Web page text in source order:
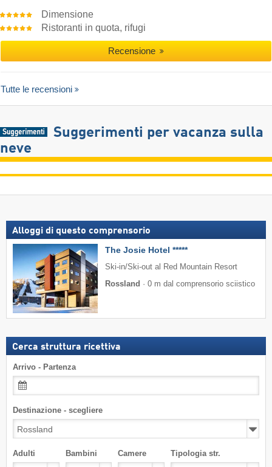
Dimensione
Ristoranti in quota, rifugi
Recensione
Tutte le recensioni
Suggerimenti per vacanza sulla
neve
Alloggi di questo comprensorio
The Josie Hotel *****
Ski-in/Ski-out al Red Mountain Resort
Rossland · 0 m dal comprensorio sciistico
Cerca struttura ricettiva
Arrivo - Partenza
Destinazione - scegliere
Adulti Bambini Camere Tipologia str.